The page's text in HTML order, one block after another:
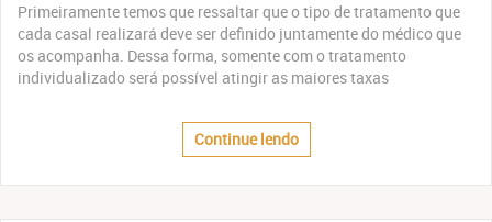
Primeiramente temos que ressaltar que o tipo de tratamento que
cada casal realizará deve ser definido juntamente do médico que
os acompanha. Dessa forma, somente com o tratamento
individualizado será possível atingir as maiores taxas
Continue lendo